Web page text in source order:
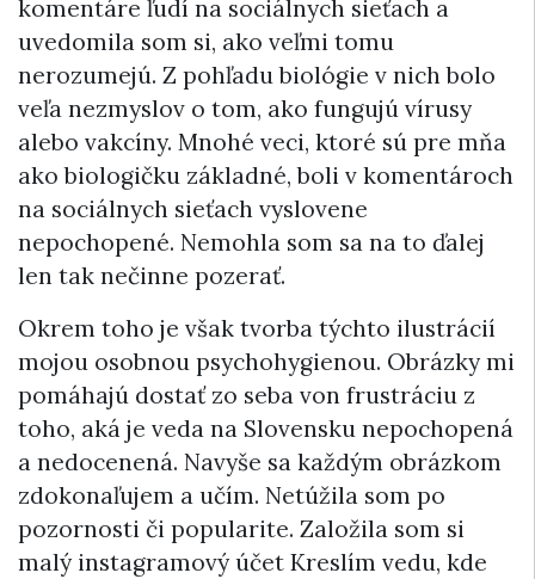
komentáre ľudí na sociálnych sieťach a
uvedomila som si, ako veľmi tomu
nerozumejú. Z pohľadu biológie v nich bolo
veľa nezmyslov o tom, ako fungujú vírusy
alebo vakcíny. Mnohé veci, ktoré sú pre mňa
ako biologičku základné, boli v komentároch
na sociálnych sieťach vyslovene
nepochopené. Nemohla som sa na to ďalej
len tak nečinne pozerať.
Okrem toho je však tvorba týchto ilustrácií
mojou osobnou psychohygienou. Obrázky mi
pomáhajú dostať zo seba von frustráciu z
toho, aká je veda na Slovensku nepochopená
a nedocenená. Navyše sa každým obrázkom
zdokonaľujem a učím. Netúžila som po
pozornosti či popularite. Založila som si
malý instagramový účet Kreslím vedu, kde